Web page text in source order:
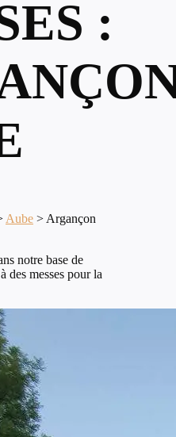
:
Aube > Argançon
notre base de
des messes pour la